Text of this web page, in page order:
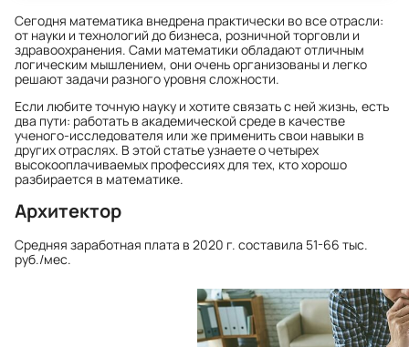
Сегодня математика внедрена практически во все отрасли:
от науки и технологий до бизнеса, розничной торговли и
здравоохранения. Сами математики обладают отличным
логическим мышлением, они очень организованы и легко
решают задачи разного уровня сложности.
Если любите точную науку и хотите связать с ней жизнь, есть
два пути: работать в академической среде в качестве
ученого-исследователя или же применить свои навыки в
других отраслях. В этой статье узнаете о четырех
высокооплачиваемых профессиях для тех, кто хорошо
разбирается в математике.
Архитектор
Средняя заработная плата в 2020 г. составила 51-66 тыс.
руб./мес.